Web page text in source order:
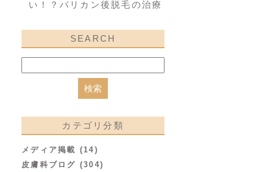
い！？バリカン後脱毛の治療
SEARCH
カテゴリ分類
メディア掲載 (14)
皮膚科ブログ (304)